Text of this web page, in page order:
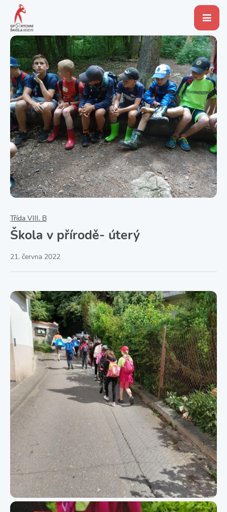
Třída VIII. B
Škola v přírodě- úterý
21. června 2022